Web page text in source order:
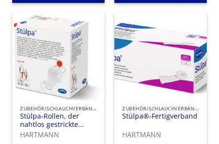
ZUBEHÖR/SCHLAUCHVERBÄNDE
Stülpa-Rollen, der
nahtlos gestrickte
Schlauchverband für
HARTMANN
ZUBEHÖR/SCHLAUCHVERBÄNDE
Stülpa®-Fertigverband
HARTMANN